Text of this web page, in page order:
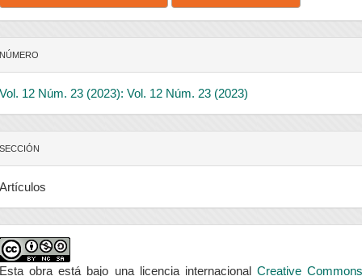
NÚMERO
Vol. 12 Núm. 23 (2023): Vol. 12 Núm. 23 (2023)
SECCIÓN
Artículos
Esta obra está bajo una licencia internacional Creative Commons